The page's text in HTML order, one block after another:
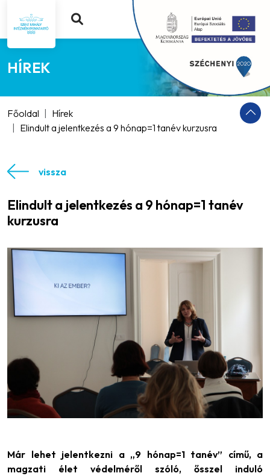
HÍREK
Főoldal
Hírek
Elindult a jelentkezés a 9 hónap=1 tanév kurzusra
vissza
Elindult a jelentkezés a 9 hónap=1 tanév
kurzusra
Már lehet jelentkezni a „9 hónap=1 tanév” című, a
magzati élet védelméről szóló, ősszel induló